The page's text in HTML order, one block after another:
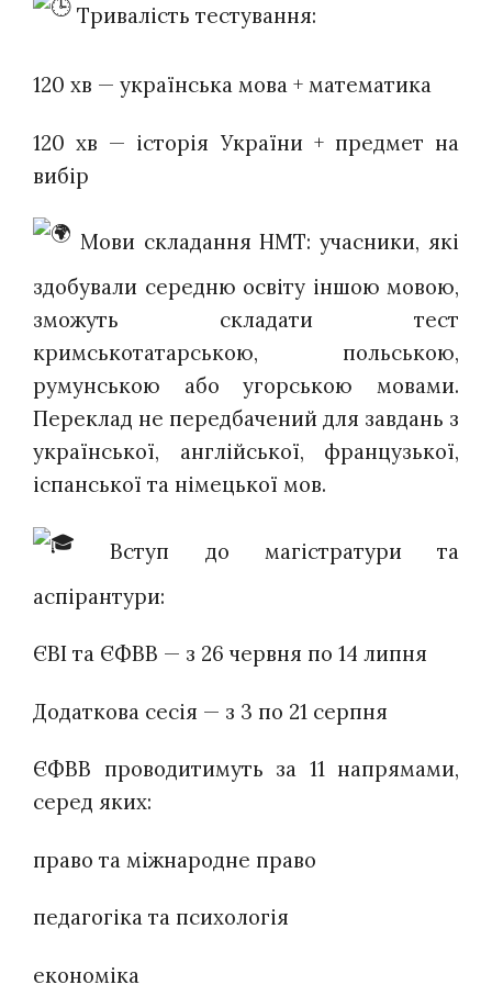
Тривалість тестування:
120 хв — українська мова + математика
120 хв — історія України + предмет на
вибір
Мови складання НМТ: учасники, які
здобували середню освіту іншою мовою,
зможуть складати тест
кримськотатарською, польською,
румунською або угорською мовами.
Переклад не передбачений для завдань з
української, англійської, французької,
іспанської та німецької мов.
Вступ до магістратури та
аспірантури:
ЄВІ та ЄФВВ — з 26 червня по 14 липня
Додаткова сесія — з 3 по 21 серпня
ЄФВВ проводитимуть за 11 напрямами,
серед яких:
право та міжнародне право
педагогіка та психологія
економіка